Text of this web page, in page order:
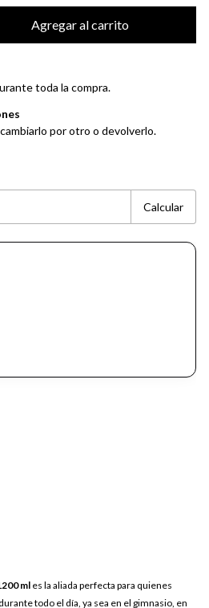
toda la compra.
por otro o devolverlo.
Calcular
ml es la aliada perfecta para quienes
todo el día, ya sea en el gimnasio, en